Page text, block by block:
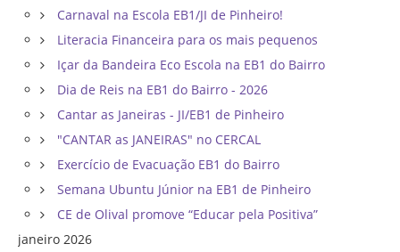
Carnaval na Escola EB1/JI de Pinheiro!
Literacia Financeira para os mais pequenos
Içar da Bandeira Eco Escola na EB1 do Bairro
Dia de Reis na EB1 do Bairro - 2026
Cantar as Janeiras - JI/EB1 de Pinheiro
"CANTAR as JANEIRAS" no CERCAL
Exercício de Evacuação EB1 do Bairro
Semana Ubuntu Júnior na EB1 de Pinheiro
CE de Olival promove “Educar pela Positiva”
janeiro 2026